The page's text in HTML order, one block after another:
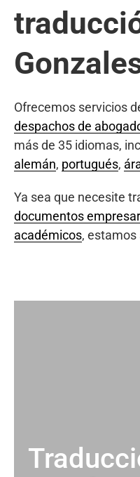
Ofrecemos servicios
despachos de
más de 35 idiomas,
alemán, portugués,
Ya sea que necesite
documentos
académicos, estamos